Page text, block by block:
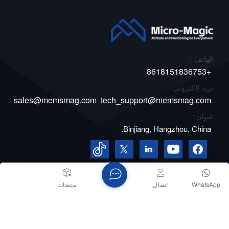
الهاتف :
+8618151836753
بريد إلكتروني :
sales@memsmag.com tech_support@memsmag.com
عنوان :
Binjiang, Hangzhou, China.
حقوق الطبع والنشر © 2026 شركة مايكرو ماجيك. جميع الحقوق
منتجات WhatsApp اتصال